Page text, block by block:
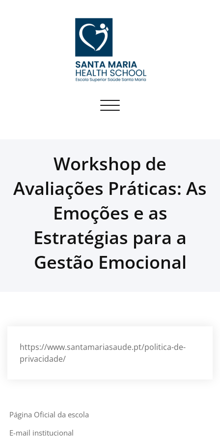
Toggle navigation
Workshop de
Avaliações Práticas: As
Emoções e as
Estratégias para a
Gestão Emocional
https://www.santamariasaude.pt/politica-de-
privacidade/
Página Oficial da escola
E-mail institucional